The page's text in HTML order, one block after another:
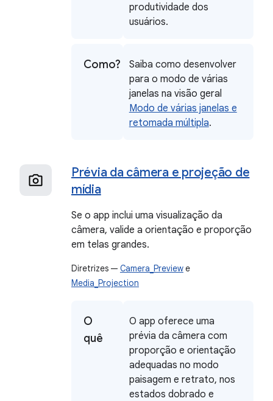
produtividade dos
usuários.
Como?
Saiba como desenvolver
para o modo de várias
janelas na visão geral
Modo de várias janelas e
retomada múltipla.
Prévia da câmera e projeção de
mídia
Se o app inclui uma visualização da
câmera, valide a orientação e proporção
em telas grandes.
Diretrizes — Camera_Previewe
Media_Projection
O
quê
O app oferece uma
prévia da câmera com
proporção e orientação
adequadas no modo
paisagem e retrato, nos
estados dobrado e